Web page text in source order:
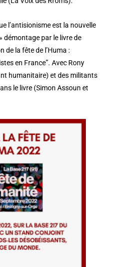
l’antisionisme est la nouvelle
démontage par le livre de
de la fête de l’Huma :
en France”. Avec Rony
humanitaire) et des militants
le livre (Simon Assoun et